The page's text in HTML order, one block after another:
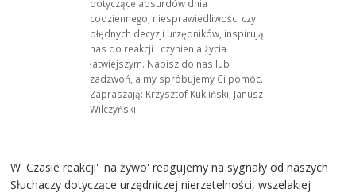
dotyczące absurdów dnia
codziennego, niesprawiedliwości czy
błędnych decyzji urzędników, inspirują
nas do reakcji i czynienia życia
łatwiejszym. Napisz do nas lub
zadzwoń, a my spróbujemy Ci pomóc.
Zapraszają: Krzysztof Kukliński, Janusz
Wilczyński
W 'Czasie reakcji' 'na żywo' reagujemy na sygnały od naszych
Słuchaczy dotyczące urzędniczej nierzetelności, wszelakiej